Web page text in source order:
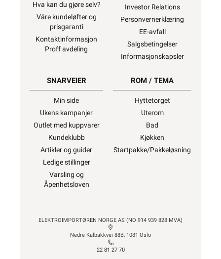
Hva kan du gjøre selv?
Våre kundeløfter og
prisgaranti
Kontaktinformasjon
Proff avdeling
Investor Relations
Personvernerklæring
EE-avfall
Salgsbetingelser
Informasjonskapsler
SNARVEIER
Min side
Ukens kampanjer
Outlet med kuppvarer
Kundeklubb
Artikler og guider
Ledige stillinger
Varsling og
Åpenhetsloven
ROM / TEMA
Hyttetorget
Uterom
Bad
Kjøkken
Startpakke/Pakkeløsning
ELEKTROIMPORTØREN NORGE AS (NO 914 939 828 MVA)
Nedre Kalbakkvei 88B, 1081 Oslo
22 81 27 70